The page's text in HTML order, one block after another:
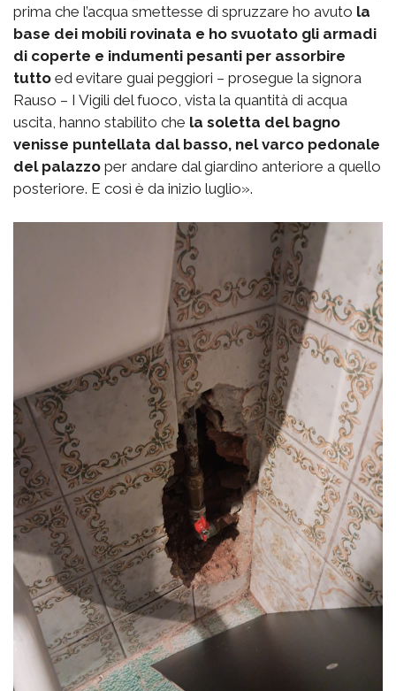
prima che l’acqua smettesse di spruzzare ho avuto la
base dei mobili rovinata e ho svuotato gli armadi
di coperte e indumenti pesanti per assorbire
tutto ed evitare guai peggiori – prosegue la signora
Rauso – I Vigili del fuoco, vista la quantità di acqua
uscita, hanno stabilito che la soletta del bagno
venisse puntellata dal basso, nel varco pedonale
del palazzo per andare dal giardino anteriore a quello
posteriore. E così è da inizio luglio».